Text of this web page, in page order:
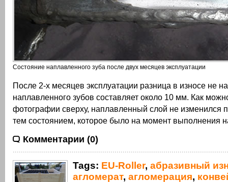
Состояние наплавленного зуба после двух месяцев эксплуатации
После 2-х месяцев эксплуатации разница в износе не
наплавленного зубов составляет около 10 мм. Как
фотографии сверху, наплавленный слой не изменился
тем состоянием, которое было на момент выполнения
Комментарии (0)
Tags: EU-Roller, абразивный
агломерат, агломерация,